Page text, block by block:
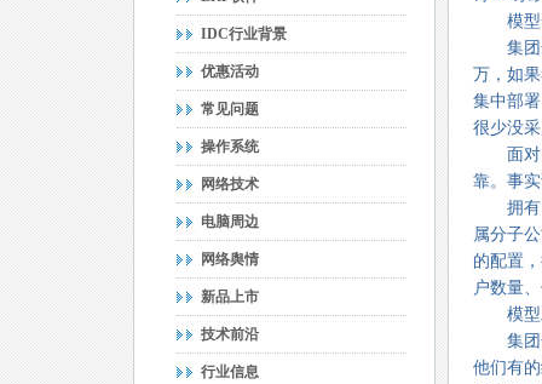
IDC行业背景
优惠活动
常见问题
操作系统
网络技术
电脑周边
网络舆情
新品上市
技术前沿
行业信息
模型一
集团化
万，如
集中部
很少没
面对大
靠。事
拥有18
属分子
的配置
户数量
模型二
集团化
他们有